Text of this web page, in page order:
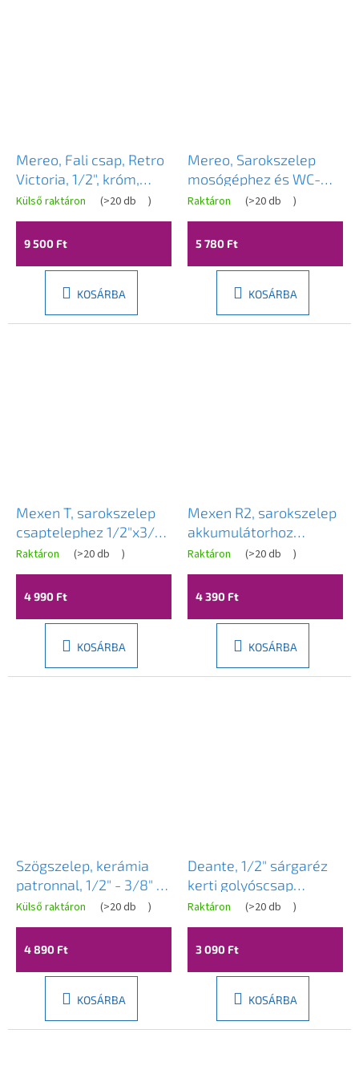
Mereo, Fali csap, Retro
Victoria, 1/2", króm,
MER-CBL731
Külső raktáron (>20 db )
9 500 Ft
KOSÁRBA
Mereo, Sarokszelep
mosógéphez és WC-
hez visszacsapó
szeleppel és rozettával,
króm. sárgaréz,
CR39CN
Raktáron (>20 db )
5 780 Ft
KOSÁRBA
Mexen T, sarokszelep
csaptelephez 1/2"x3/8",
fekete matt, 79973-70
Raktáron (>20 db )
4 990 Ft
KOSÁRBA
Mexen R2, sarokszelep
akkumulátorhoz
1/2"x3/8", fekete matt,
79972-70
Raktáron (>20 db )
4 390 Ft
KOSÁRBA
Szögszelep, kerámia
patronnal, 1/2" - 3/8" -
kerek
Külső raktáron (>20 db )
4 890 Ft
KOSÁRBA
Deante, 1/2" sárgaréz
kerti golyóscsap
adapterrel, VFA_152L
Raktáron (>20 db )
3 090 Ft
KOSÁRBA